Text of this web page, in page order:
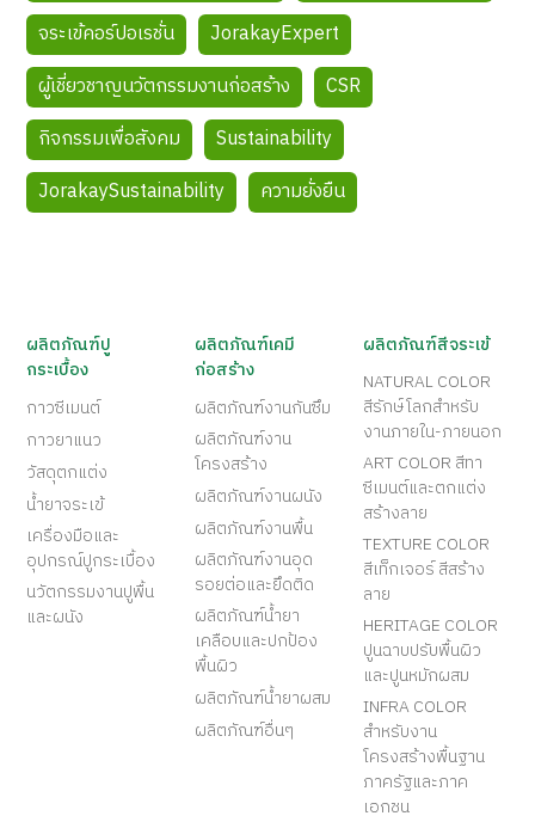
จระเข้คอร์ปอเรชั่น
JorakayExpert
ผู้เชี่ยวชาญนวัตกรรมงานก่อสร้าง
CSR
กิจกรรมเพื่อสังคม
Sustainability
JorakaySustainability
ความยั่งยืน
ผลิตภัณฑ์ปู
กระเบื้อง
กาวซีเมนต์
กาวยาแนว
วัสดุตกแต่ง
น้ำยาจระเข้
เครื่องมือและ
อุปกรณ์ปูกระเบื้อง
นวัตกรรมงานปูพื้น
และผนัง
ผลิตภัณฑ์เคมี
ก่อสร้าง
ผลิตภัณฑ์งานกันซึม
ผลิตภัณฑ์งาน
โครงสร้าง
ผลิตภัณฑ์งานผนัง
ผลิตภัณฑ์งานพื้น
ผลิตภัณฑ์งานอุด
รอยต่อและยึดติด
ผลิตภัณฑ์น้ำยา
เคลือบและปกป้อง
พื้นผิว
ผลิตภัณฑ์น้ำยาผสม
ผลิตภัณฑ์อื่นๆ
ผลิตภัณฑ์สีจระเข้
NATURAL COLOR
สีรักษ์โลกสำหรับ
งานภายใน-ภายนอก
ART COLOR สีทา
ซีเมนต์และตกแต่ง
สร้างลาย
TEXTURE COLOR
สีเท็กเจอร์ สีสร้าง
ลาย
HERITAGE COLOR
ปูนฉาบปรับพื้นผิว
และปูนหมักผสม
INFRA COLOR
สำหรับงาน
โครงสร้างพื้นฐาน
ภาครัฐและภาค
เอกชน